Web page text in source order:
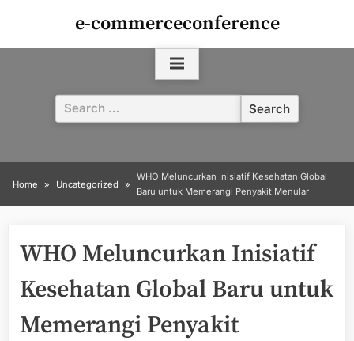
content
e-commerceconference
Search
for:
Home Uncategorized
WHO Meluncurkan Inisiatif Kesehatan Global
Baru untuk Memerangi Penyakit Menular
WHO Meluncurkan Inisiatif
Kesehatan Global Baru untuk
Memerangi Penyakit